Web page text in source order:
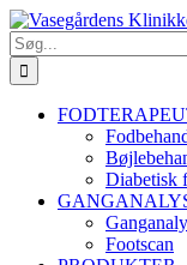
Skip
to
content
Facebook
YouTube
Instagram
E-
mail
Phone
Søg
efter:
Diabetisk
Footscan